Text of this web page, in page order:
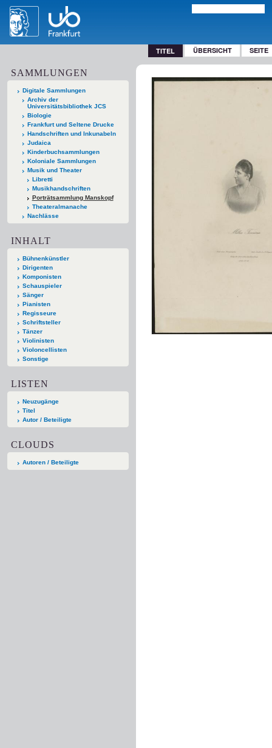
TITEL ÜBERSICHT SEITE
SAMMLUNGEN
Digitale Sammlungen
Archiv der
Universitätsbibliothek JCS
Biologie
Frankfurt und Seltene Drucke
Handschriften und Inkunabeln
Judaica
Kinderbuchsammlungen
Koloniale Sammlungen
Musik und Theater
Libretti
Musikhandschriften
Porträtsammlung Manskopf
Theateralmanache
Nachlässe
INHALT
Bühnenkünstler
Dirigenten
Komponisten
Schauspieler
Sänger
Pianisten
Regisseure
Schriftsteller
Tänzer
Violinisten
Violoncellisten
Sonstige
LISTEN
Neuzugänge
Titel
Autor / Beteiligte
CLOUDS
Autoren / Beteiligte